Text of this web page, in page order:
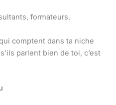
formateurs,
comptent dans ta niche
parlent bien de toi, c’est